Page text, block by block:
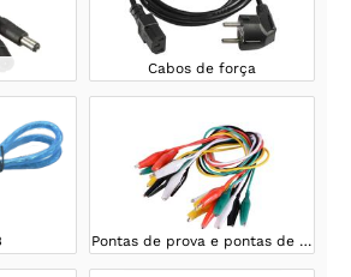
Cabos de força
Pontas de prova e pontas de prova